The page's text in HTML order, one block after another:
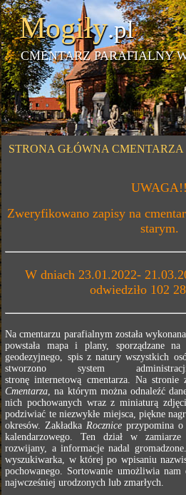
Mogiły.pl
CMENTARZ PARAFIALNY
STRONA GŁÓWNA CMENTARZA
UWAGA!!
Zweryfikowano zapisy na
starym.
W dniach 23.01.2022-
odwiedziło 102
Na cmentarzu parafialnym została
powstała mapa i plany, sporządzane
geodezyjnego, spis z natury wszystkich
stworzono system
stronę internetową cmentarza. Na stronie
Cmentarza, na którym można odnaleźć
nich pochowanych wraz z miniaturą
podziwiać te niezwykłe miejsca, piękne
okresów. Zakładka Roczniceprzypomina o
kalendarzowego. Ten dział w
rozwijany, a informacje nadal
wyszukiwarka, w której po wpisaniu
pochowanego. Sortowanie umożliwia nam
najwcześniej urodzonych lub zmarłych.